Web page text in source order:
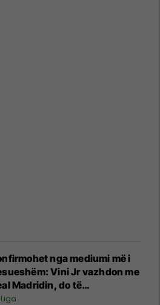
nga mediumi më i
Vini Jr vazhdon me
Madridin, do të
për gjashtë vite